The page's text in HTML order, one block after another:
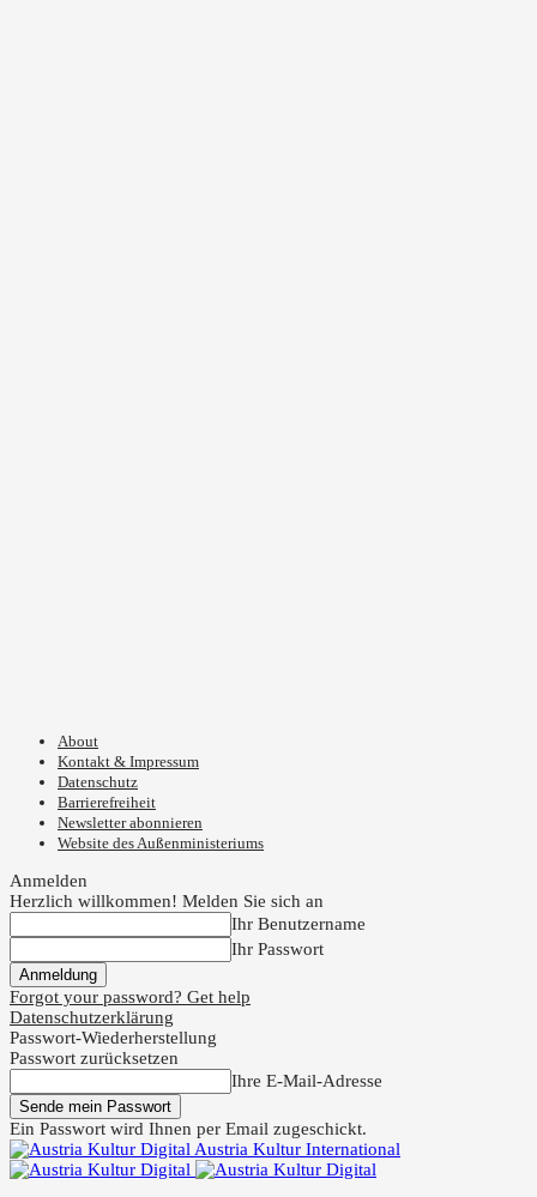
About
Kontakt & Impressum
Datenschutz
Barrierefreiheit
Newsletter abonnieren
Website des Außenministeriums
Anmelden
Herzlich willkommen! Melden Sie sich an
Ihr Benutzername
Ihr Passwort
Forgot your password? Get help
Datenschutzerklärung
Passwort-Wiederherstellung
Passwort zurücksetzen
Ihre E-Mail-Adresse
Ein Passwort wird Ihnen per Email zugeschickt.
Austria Kultur International